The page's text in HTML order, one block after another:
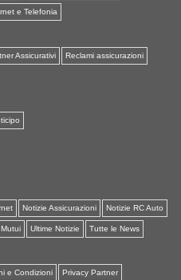
e Telefonia
Assicurativi Reclami assicurazioni
Notizie Assicurazioni Notizie RC Auto
Ultime Notizie Tutte le News
e Condizioni Privacy Partner